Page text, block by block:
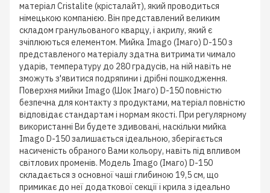
матеріал Cristalite (крісталайт), який проводиться
німецькою компанією. Він представлений великим
складом гранульованого кварцу, і акрилу, який є
зчіплюються елементом. Мийка Imago (Імаго) D-150 з
представленого матеріалу здатна витримати чимало
ударів, температуру до 280 градусів, на ній навіть не
зможуть з'явитися подряпини і дрібні пошкодження.
Поверхня мийки Imago (Шок Імаго) D-150 повністю
безпечна для контакту з продуктами, матеріал повністю
відповідає стандартам і нормам якості. При регулярному
використанні Ви будете здивовані, наскільки мийка
Imago D-150 залишається ідеальною, зберігається
насиченість обраного Вами кольору, навіть під впливом
світлових променів. Модель Imago (Імаго) D-150
складається з основної чаші глибиною 19,5 см, що
примикає до неї додаткової секції і крила з ідеально